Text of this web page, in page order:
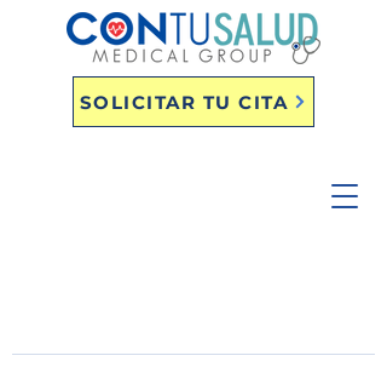
SOLICITAR TU CITA